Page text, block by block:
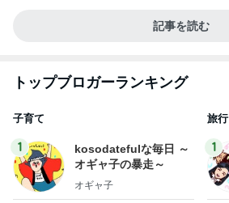
記事を読む
トップブロガーランキング
子育て
1
kosodatefulな毎日 ～
オギャ子の暴走～
オギャ子
旅行
1